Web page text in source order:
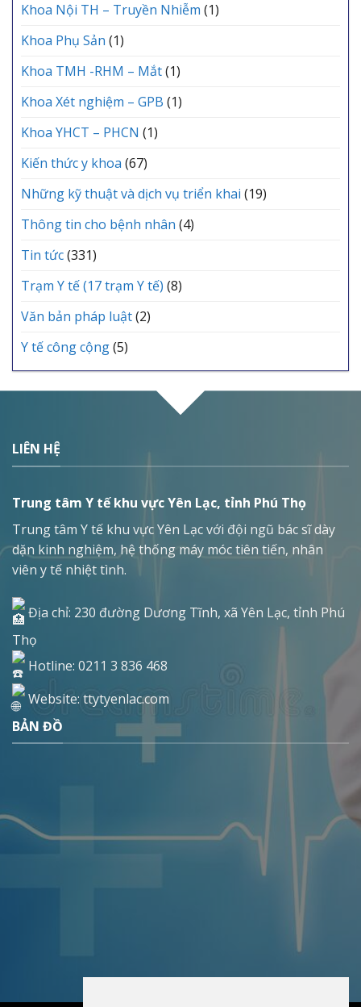
Khoa Nội TH – Truyền Nhiễm (1)
Khoa Phụ Sản (1)
Khoa TMH -RHM – Mắt(1)
Khoa Xét nghiệm – GPB (1)
Khoa YHCT – PHCN (1)
Kiến thức y khoa (67)
Những kỹ thuật và dịch vụ triển khai (19)
Thông tin cho bệnh nhân (4)
Tin tức(331)
Trạm Y tế (17 trạm Y tế) (8)
Văn bản pháp luật(2)
Y tế công cộng(5)
LIÊN HỆ
Trung tâm Y tế khu vực Yên Lạc, tỉnh Phú Thọ
Trung tâm Y tế khu vực Yên Lạc với đội ngũ bác sĩ dày
dặn kinh nghiệm, hệ thống máy móc tiên tiến, nhân
viên y tế nhiệt tình.
Địa chỉ: 230 đường Dương Tĩnh, xã Yên Lạc, tỉnh Phú
Thọ
Hotline: 0211 3 836 468
Website: ttytyenlac.com
BẢN ĐỒ